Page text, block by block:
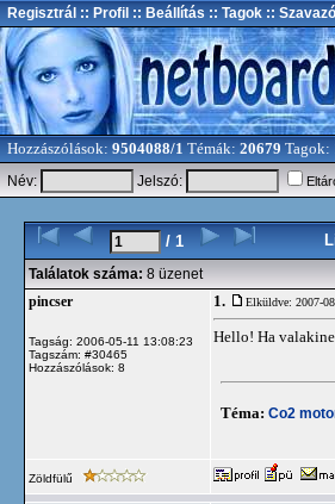
Regisztrál :: Profil :: Beállítás :: Tagok ::
Hozzászólások: 9504088/1 Témák: 20679 Tagok:
Név:
Jelszó:
/ 1
Találatok száma: 8 üzenet
pincser
Tagság: 2006-05-11 13:08:23
Tagszám: #30465
Hozzászólások: 8
1. Elküldve: 2007-
Hello! Ha
Téma: Co2
Zöldfülű